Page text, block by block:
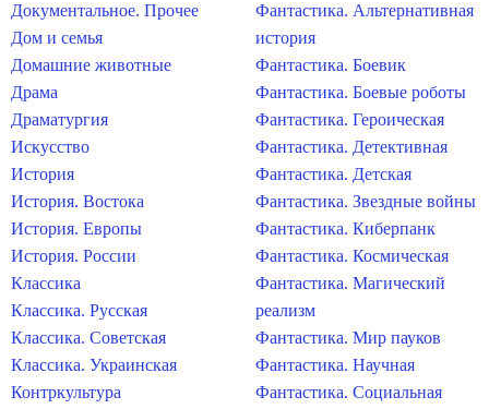
Документальное. Прочее
Дом и семья
Домашние животные
Драма
Драматургия
Искусство
История
История. Востока
История. Европы
История. России
Классика
Классика. Русская
Классика. Советская
Классика. Украинская
Контркультура
Фантастика. Альтернативная
история
Фантастика. Боевик
Фантастика. Боевые роботы
Фантастика. Героическая
Фантастика. Детективная
Фантастика. Детская
Фантастика. Звездные войны
Фантастика. Киберпанк
Фантастика. Космическая
Фантастика. Магический
реализм
Фантастика. Мир пауков
Фантастика. Научная
Фантастика. Социальная